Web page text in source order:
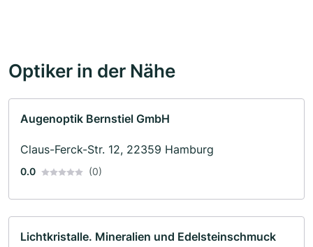
Optiker in der Nähe
Augenoptik Bernstiel GmbH
Claus-Ferck-Str. 12, 22359 Hamburg
0.0 (0)
Lichtkristalle. Mineralien und Edelsteinschmuck